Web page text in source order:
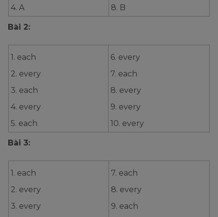
4. A
8. B
Bài 2:
1. each
2. every
3. each
4. every
5. each
6. every
7. each
8. every
9. every
10. every
Bài 3:
1. each
2. every
3. every
7. each
8. every
9. each